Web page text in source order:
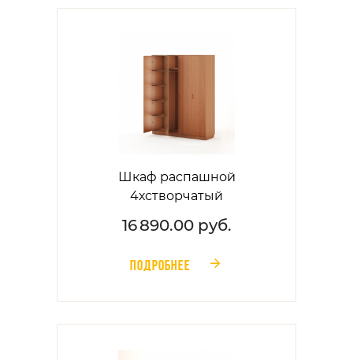
Шкаф распашной
4хстворчатый
16 890.00 руб.
ПОДРОБНЕЕ 󰁔